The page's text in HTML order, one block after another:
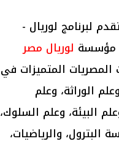
لبرنامج لوريال -
لوريال مصر
المتميزات في
الوراثة، وعلم
البيئة، وعلم السلوك،
البترول، والرياضيات،